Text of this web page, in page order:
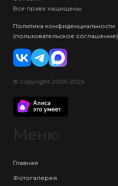
Все права защищены.
Политика конфиденциальности
(пользовательское соглашение)
© Copyright 2005-2026
Меню
Главная
Фотогалерея